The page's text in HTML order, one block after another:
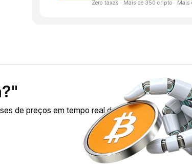
Zero taxas · Mais de 350 cripto ·
de preços em tempo real de ARB